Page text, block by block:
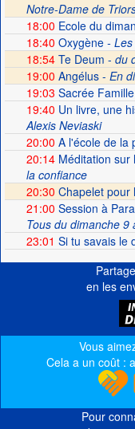
Notre-Dame de
18:00 Ecole du
18:40 Oxygène- Les
18:54Te Deum - du
19:00 Angélus - En
19:03 Sacrée Famille
19:40 Un livre, une
Alexis Neviaski
20:00 A l'école de la
20:14Méditation sur
la confiance
20:30 Chapelet pour
21:00 Session à
Tous du dimanche 9
23:01 Si tu savais le
en les
Vous
Cela a un coût :
Pour